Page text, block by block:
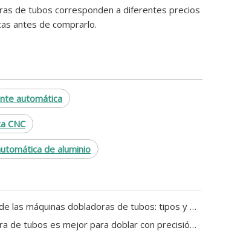
de tubos corresponden a diferentes precios
antes de comprarlo.
automática
CNC
de aluminio
Comprensión de las máquinas dobladoras de tubos: tipos y aplicaciones explicados
¿Qué dobladora de tubos es mejor para doblar con precisión tuberías de acero inoxidable y cobre?